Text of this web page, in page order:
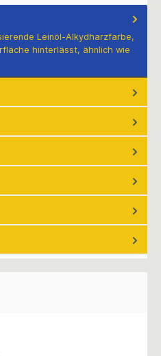
Leinöl-Alkydharzfarbe,
hinterlässt, ähnlich wie